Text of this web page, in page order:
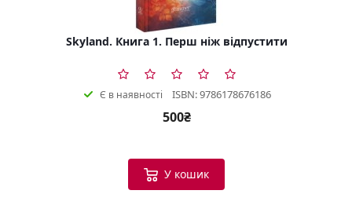
Skyland. Книга 1. Перш ніж відпустити
Є в наявності ISBN: 9786178676186
500₴
У кошик